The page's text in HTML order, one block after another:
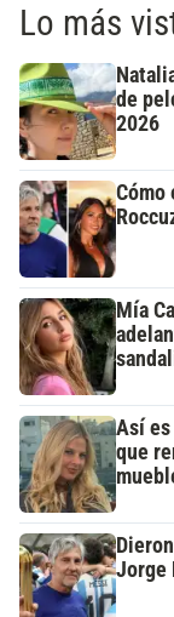
Lo más
de
2026
Cómo
Mía
Así
que
Jorge